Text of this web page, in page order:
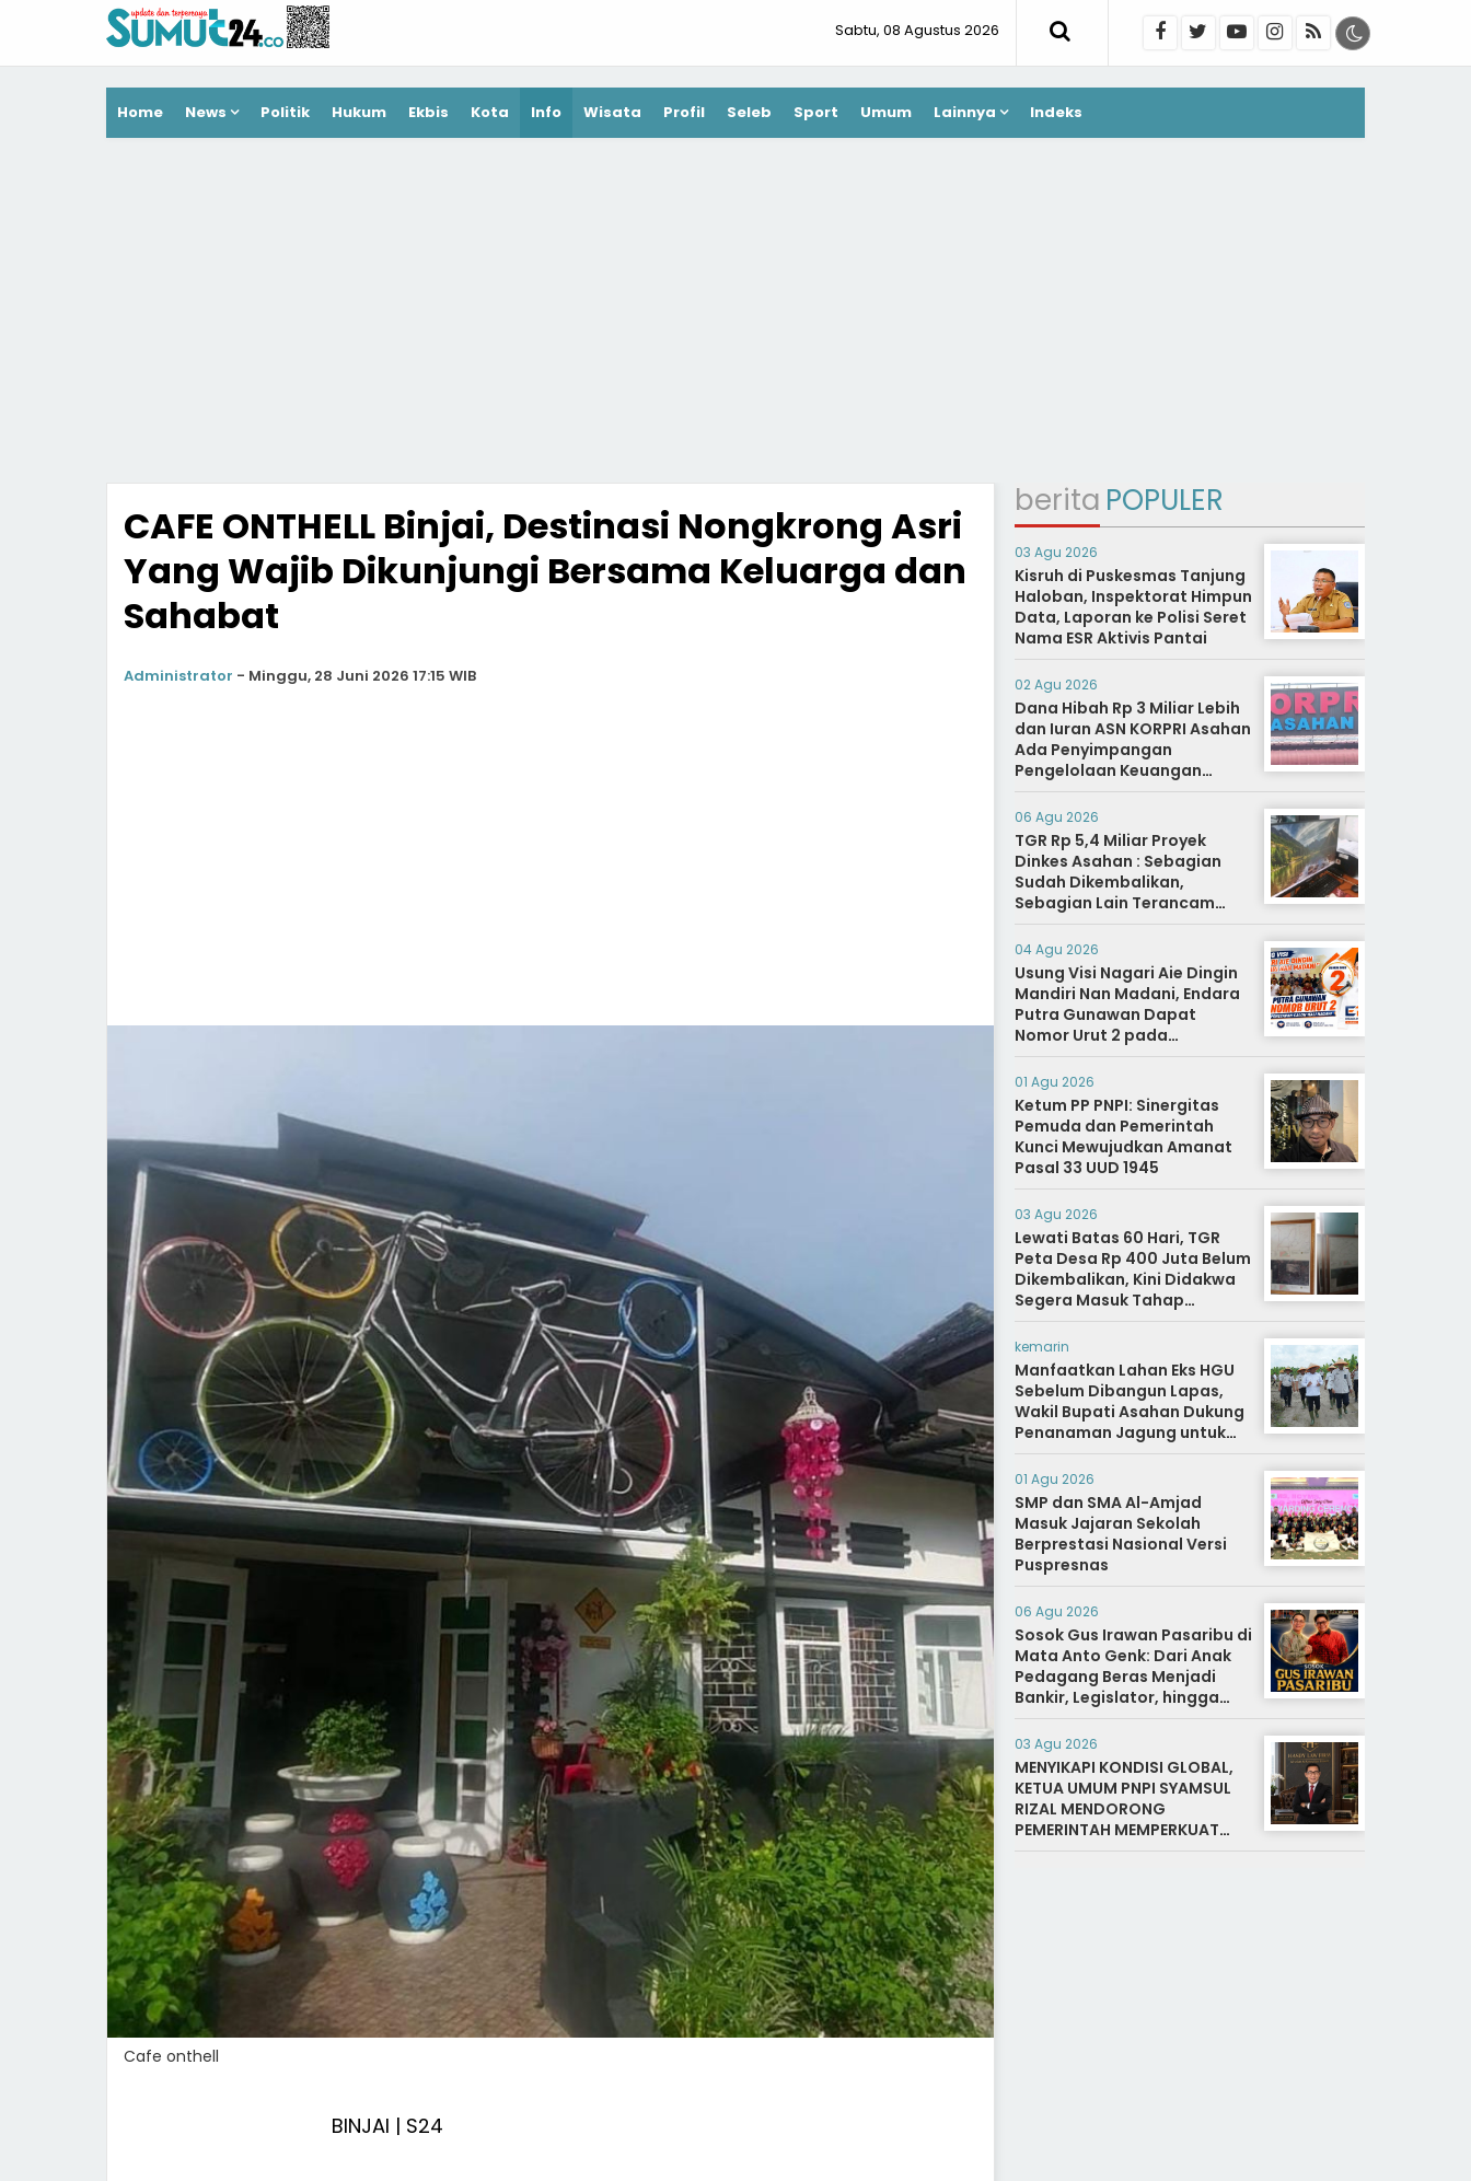
Sabtu, 08 Agustus 2026
Home News Politik Hukum Ekbis Kota Info Wisata Profil Seleb Sport Umum Lainnya Indeks
CAFE ONTHELL Binjai, Destinasi Nongkrong Asri
Yang Wajib Dikunjungi Bersama Keluarga dan
Sahabat
Administrator - Minggu, 28 Juni 2026 17:15 WIB
Cafe onthell
BINJAI | S24
berita POPULER
03 Agu 2026
Kisruh di Puskesmas Tanjung
Haloban, Inspektorat Himpun
Data, Laporan ke Polisi Seret
Nama ESR Aktivis Pantai
02 Agu 2026
Dana Hibah Rp 3 Miliar Lebih
dan Iuran ASN KORPRI Asahan
Ada Penyimpangan
Pengelolaan Keuangan
Dipertanyakan, Aparat
Diminta Segera Usut
06 Agu 2026
TGR Rp 5,4 Miliar Proyek
Dinkes Asahan : Sebagian
Sudah Dikembalikan,
Sebagian Lain Terancam
Sanksi Hukuman Berat
04 Agu 2026
Usung Visi Nagari Aie Dingin
Mandiri Nan Madani, Endara
Putra Gunawan Dapat
Nomor Urut 2 pada
Penetapan Calon Wali
Nagari.
01 Agu 2026
Ketum PP PNPI: Sinergitas
Pemuda dan Pemerintah
Kunci Mewujudkan Amanat
Pasal 33 UUD 1945
03 Agu 2026
Lewati Batas 60 Hari, TGR
Peta Desa Rp 400 Juta Belum
Dikembalikan, Kini Didakwa
Segera Masuk Tahap
Penyidikan
kemarin
Manfaatkan Lahan Eks HGU
Sebelum Dibangun Lapas,
Wakil Bupati Asahan Dukung
Penanaman Jagung untuk
Ketahanan Pangan dan Bekal
Hidup Warga Binaan
01 Agu 2026
SMP dan SMA Al-Amjad
Masuk Jajaran Sekolah
Berprestasi Nasional Versi
Puspresnas
06 Agu 2026
Sosok Gus Irawan Pasaribu di
Mata Anto Genk: Dari Anak
Pedagang Beras Menjadi
Bankir, Legislator, hingga
Bupati Tapanuli Selatan
03 Agu 2026
MENYIKAPI KONDISI GLOBAL,
KETUA UMUM PNPI SYAMSUL
RIZAL MENDORONG
PEMERINTAH MEMPERKUAT
SISTEM DAN INFRASTRUKTUR